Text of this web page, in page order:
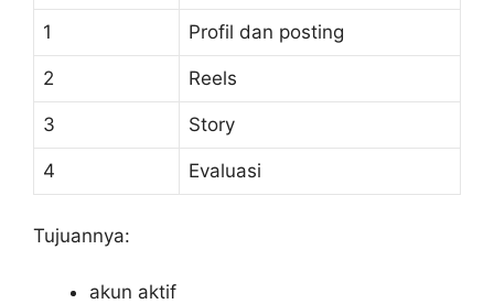
1 Profil dan posting
2 Reels
3 Story
4 Evaluasi
Tujuannya:
akun aktif